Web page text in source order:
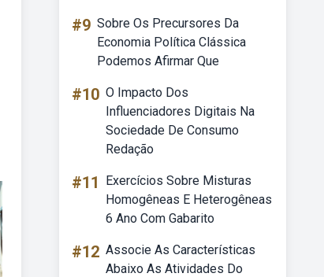
#9 Sobre Os Precursores Da
Economia Política Clássica
Podemos Afirmar Que
#10 O Impacto Dos
Influenciadores Digitais Na
Sociedade De Consumo
Redação
#11
Exercícios Sobre Misturas
Homogêneas E Heterogêneas
6 Ano Com Gabarito
#12 Associe As Características
Abaixo As Atividades Do